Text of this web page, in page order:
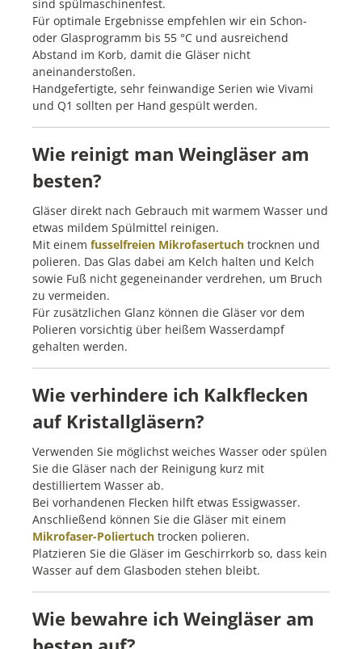
sind spülmaschinenfest.
Für optimale Ergebnisse empfehlen wir ein Schon-
oder Glasprogramm bis 55 °C und ausreichend
Abstand im Korb, damit die Gläser nicht
aneinanderstoßen.
Handgefertigte, sehr feinwandige Serien wie Vivami
und Q1 sollten per Hand gespült werden.
Wie reinigt man Weingläser am
besten?
Gläser direkt nach Gebrauch mit warmem Wasser und
etwas mildem Spülmittel reinigen.
Mit einem fusselfreien Mikrofasertuch trocknen und
polieren. Das Glas dabei am Kelch halten und Kelch
sowie Fuß nicht gegeneinander verdrehen, um Bruch
zu vermeiden.
Für zusätzlichen Glanz können die Gläser vor dem
Polieren vorsichtig über heißem Wasserdampf
gehalten werden.
Wie verhindere ich Kalkflecken
auf Kristallgläsern?
Verwenden Sie möglichst weiches Wasser oder spülen
Sie die Gläser nach der Reinigung kurz mit
destilliertem Wasser ab.
Bei vorhandenen Flecken hilft etwas Essigwasser.
Anschließend können Sie die Gläser mit einem
Mikrofaser-Poliertuch trocken polieren.
Platzieren Sie die Gläser im Geschirrkorb so, dass kein
Wasser auf dem Glasboden stehen bleibt.
Wie bewahre ich Weingläser am